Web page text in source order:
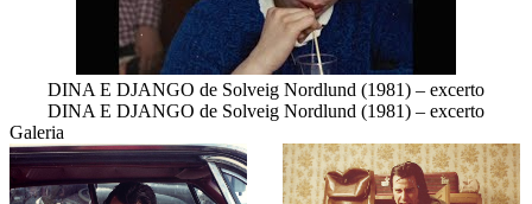
DINA E DJANGO de Solveig Nordlund (1981) – excerto
DINA E DJANGO de Solveig Nordlund (1981) – excerto
Galeria